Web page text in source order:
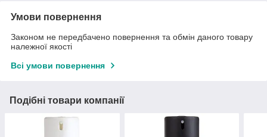
Умови повернення
Законом не передбачено повернення та обмін даного товару
належної якості
Всі умови повернення
Подібні товари компанії